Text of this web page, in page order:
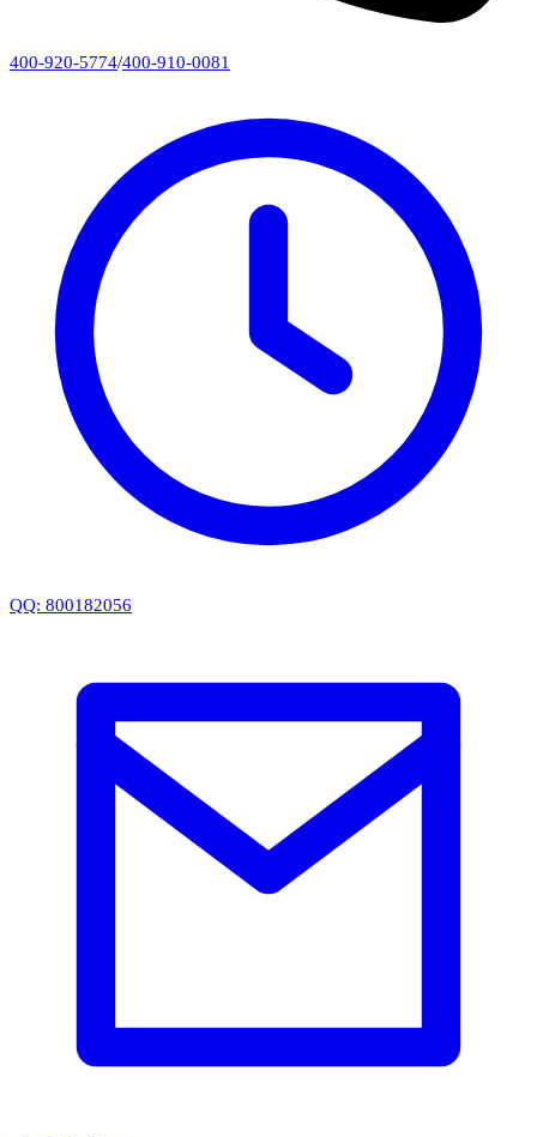
400-920-5774/400-910-0081
QQ: 800182056